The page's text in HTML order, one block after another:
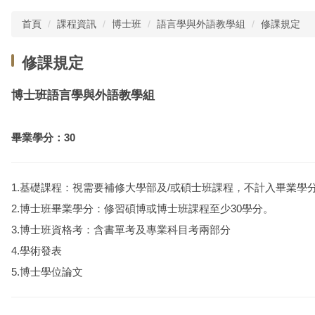
首頁 課程資訊 博士班 語言學與外語教學組 修課規定
修課規定
博士班語言學與外語教學組
畢業學分：30
1.基礎課程：視需要補修大學部及/或碩士班課程，不計入畢業學
2.博士班畢業學分：修習碩博或博士班課程至少30學分。
3.博士班資格考：含書單考及專業科目考兩部分
4.學術發表
5.博士學位論文